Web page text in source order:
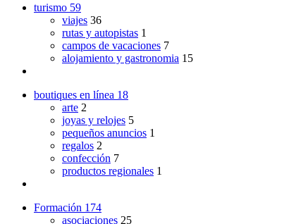
turismo 59
viajes 36
rutas y autopistas 1
campos de vacaciones 7
alojamiento y gastronomia 15
boutiques en línea 18
arte 2
joyas y relojes 5
pequeños anuncios 1
regalos 2
confección 7
productos regionales 1
Formación 174
asociaciones 25